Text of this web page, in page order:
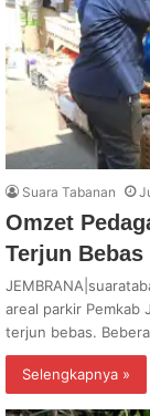
Suara Tabanan
Omzet
Terjun
areal parkir Pemkab
terjun bebas.
Selengkapnya »